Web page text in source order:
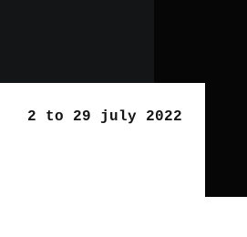
2 to 29 july 2022